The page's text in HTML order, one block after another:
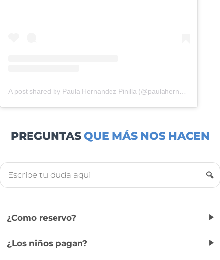
PREGUNTAS QUE MÁS NOS HACEN
¿Como reservo?
¿Los niños pagan?